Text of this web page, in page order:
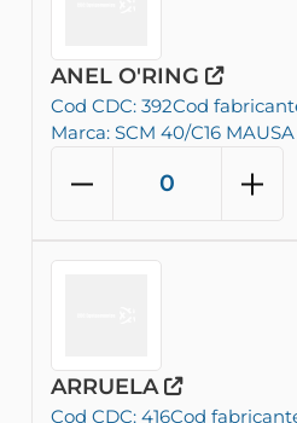
ANEL O'RING
Cod CDC: 392Cod
Marca: SCM 40/C16 MAUSA
ARRUELA
Cod CDC: 416Cod